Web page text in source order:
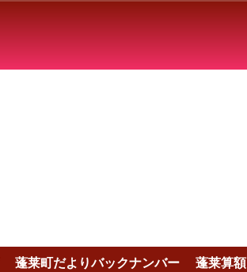
蓬莱町だよりバックナンバー 蓬莱算額